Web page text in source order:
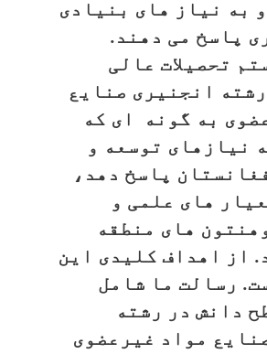
به نیاز های بنیادی
پاسخ می دهند.
تحصیلات عالی
انجنیری صنایع
به گونه ای که
نیازهای توسعه و
پاسخ دهد،
های علمی و
های منطقه
از اهداف کلیدی این
رسالت ما شامل
دانش در رشته
مواد غیرعضوی